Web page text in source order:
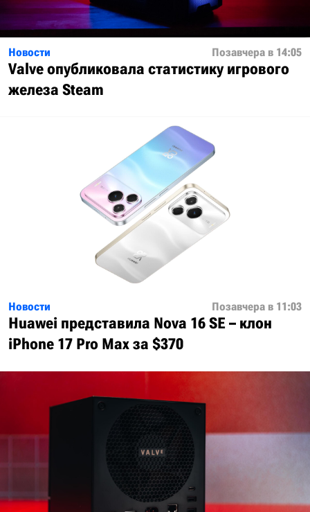
Новости Позавчера в 14:05
Valve опубликовала статистику игрового
железа Steam
Новости Позавчера в 11:03
Huawei представила Nova 16 SE – клон
iPhone 17 Pro Max за $370